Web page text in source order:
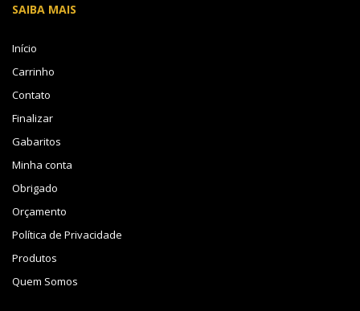
SAIBA MAIS
Início
Carrinho
Contato
Finalizar
Gabaritos
Minha conta
Obrigado
Orçamento
Política de Privacidade
Produtos
Quem Somos